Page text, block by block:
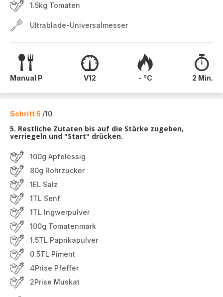
1.5kg Tomaten
Ultrablade-Universalmesser
Manual P V12 - °C 2 Min.
Schritt 5 /10
5. Restliche Zutaten bis auf die Stärke zugeben,
verriegeln und "Start" drücken.
100g Apfelessig
80g Rohrzucker
1EL Salz
1TL Senf
1TL Ingwerpulver
100g Tomatenmark
1.5TL Paprikapulver
0.5TL Piment
4Prise Pfeffer
2Prise Muskat